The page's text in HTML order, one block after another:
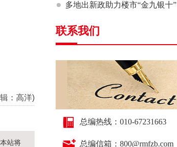
多地出新政助力楼市“金九银十”
联系我们
总编热线：010-67231663
总编信箱：800@rmfzb.com
：高洋)
站将